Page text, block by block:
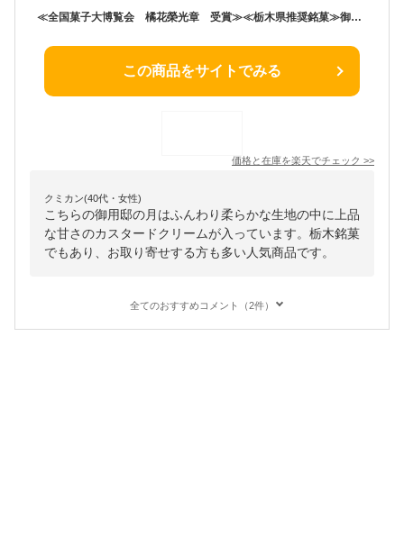
≪全国菓子大博覧会 橘花榮光章 受賞≫≪栃木県推奨銘菓≫御用邸の月 （15個） お取り寄せ スイーツ 栃木 お土産 那須塩原
この商品をサイトでみる
価格と在庫を楽天でチェック >>
クミカン(40代・女性)
こちらの御用邸の月はふんわり柔らかな生地の中に上品
な甘さのカスタードクリームが入っています。栃木銘菓
でもあり、お取り寄せする方も多い人気商品です。
全てのおすすめコメント（2件）